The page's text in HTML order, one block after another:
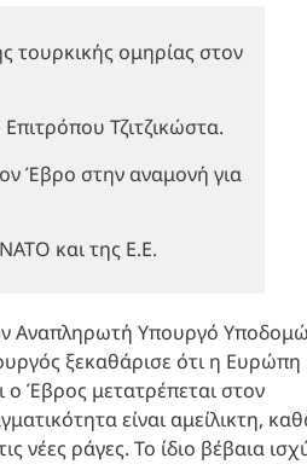
τουρκικής ομηρίας στον
Τζιτζικώστα.
Έβρο στην αναμονή για
και της Ε.Ε.
Αναπληρωτή Υπουργό
ξεκαθάρισε ότι η Ευρώπη
Έβρος μετατρέπεται στον
είναι αμείλικτη,
νέες ράγες. Το ίδιο βέβαια